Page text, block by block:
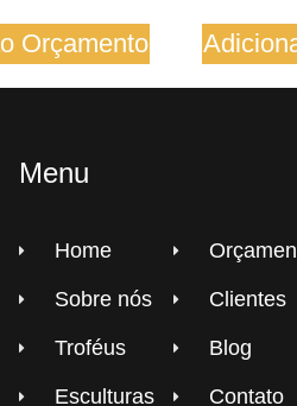
Orçamento
Menu
Home
Sobre nós
Troféus
Esculturas
Clientes
Blog
Contato